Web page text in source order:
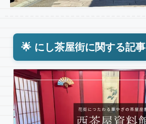
🌟 にし茶屋街に関する記事